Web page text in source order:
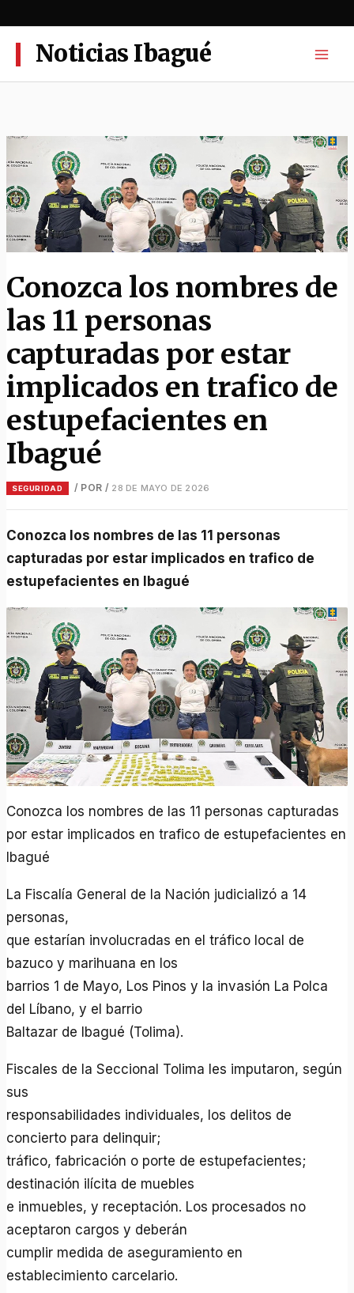
al
contenidoNoticias Ibagué
Conozca los nombres de
las 11 personas
capturadas por estar
implicados en trafico de
estupefacientes en
Ibagué
SEGURIDAD / POR / 28 DE MAYO DE 2026
Conozca los nombres de las 11 personas
capturadas por estar implicados en trafico de
estupefacientes en Ibagué
Conozca los nombres de las 11 personas capturadas
por estar implicados en trafico de estupefacientes en
Ibagué
La Fiscalía General de la Nación judicializó a 14
personas,
que estarían involucradas en el tráfico local de
bazuco y marihuana en los
barrios 1 de Mayo, Los Pinos y la invasión La Polca
del Líbano, y el barrio
Baltazar de Ibagué (Tolima).
Fiscales de la Seccional Tolima les imputaron, según
sus
responsabilidades individuales, los delitos de
concierto para delinquir;
tráfico, fabricación o porte de estupefacientes;
destinación ilícita de muebles
e inmuebles, y receptación. Los procesados no
aceptaron cargos y deberán
cumplir medida de aseguramiento en
establecimiento carcelario.